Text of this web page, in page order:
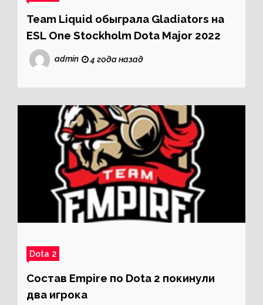
Team Liquid обыграла Gladiators на
ESL One Stockholm Dota Major 2022
admin 4 года назад
Dota 2
Состав Empire по Dota 2 покинули
два игрока